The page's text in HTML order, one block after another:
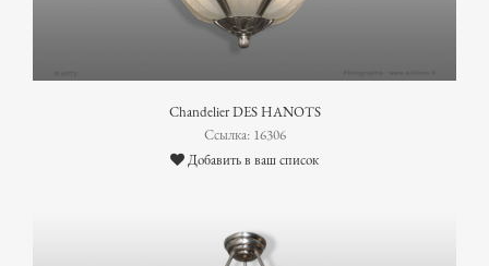
Chandelier DES HANOTS
Ссылка: 16306
Добавить в ваш список